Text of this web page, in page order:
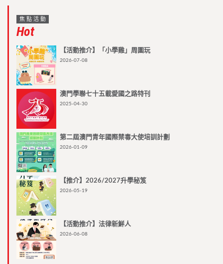
焦點活動
Hot
【活動推介】「小學雞」周圍玩
2026-07-08
澳門學聯七十五載愛國之路特刊
2025-04-30
第二屆澳門青年國際禁毒大使培訓計劃
2026-01-09
【推介】2026/2027升學秘笈
2026-05-19
【活動推介】法律新鮮人
2026-06-08